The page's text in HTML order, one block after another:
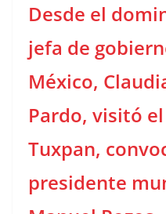
Desde el
jefa de
México,
Pardo, visitó
Tuxpan,
presidente